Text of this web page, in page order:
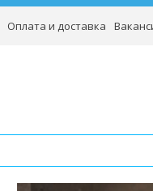
Оплата и доставка